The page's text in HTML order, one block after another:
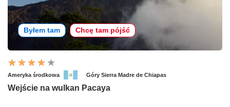
Byłem tam Chcę tam pójść
Ameryka środkowa Góry Sierra Madre de Chiapas
Wejście na wulkan Pacaya